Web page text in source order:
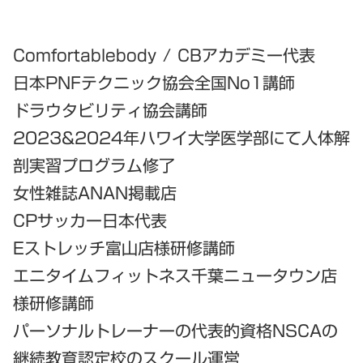
Comfortablebody / CBアカデミー代表
日本PNFテクニック協会全国No1講師
ドラウタビリティ協会講師
2023&2024年ハワイ大学医学部にて人体解
剖実習プログラム修了
女性雑誌ANAN掲載店
CPサッカー日本代表
Eストレッチ富山店様研修講師
エニタイムフィットネス千葉ニュータウン店
様研修講師
パーソナルトレーナーの代表的資格NSCAの